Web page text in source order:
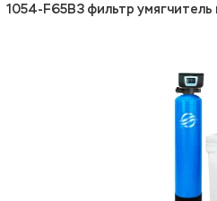
1054-F65B3 фильтр